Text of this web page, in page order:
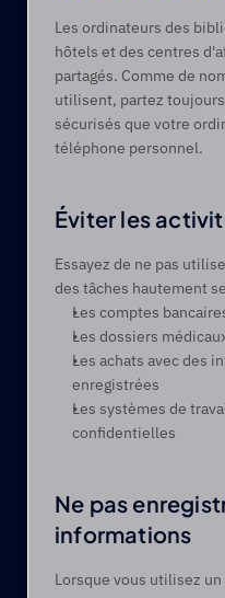
Les ordinateurs des
hôtels et des centres
partagés. Comme de
utilisent, partez
sécurisés que votre
téléphone personnel.
Éviter les
Essayez de ne pas
des tâches hautement
Les comptes
Les dossiers
Les achats avec des
enregistrées
Les systèmes de
confidentielles
Ne pas
informations
Lorsque vous utilisez